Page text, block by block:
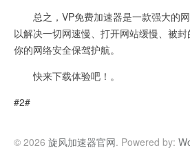
总之，VP免费加速器是一款强大的
以解决一切网速慢、打开网站缓慢、被
你的网络安全保驾护航。
快来下载体验吧！。
#2#
© 2026 旋风加速器官网. Powered by: